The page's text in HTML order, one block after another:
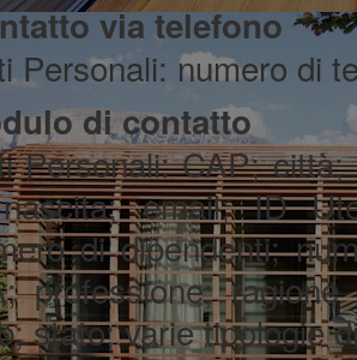
via telefono
Personali: numero di
di contatto
Personali: CAP;
email; ID
di dipendenti;
professione;
stato; varie tipologie